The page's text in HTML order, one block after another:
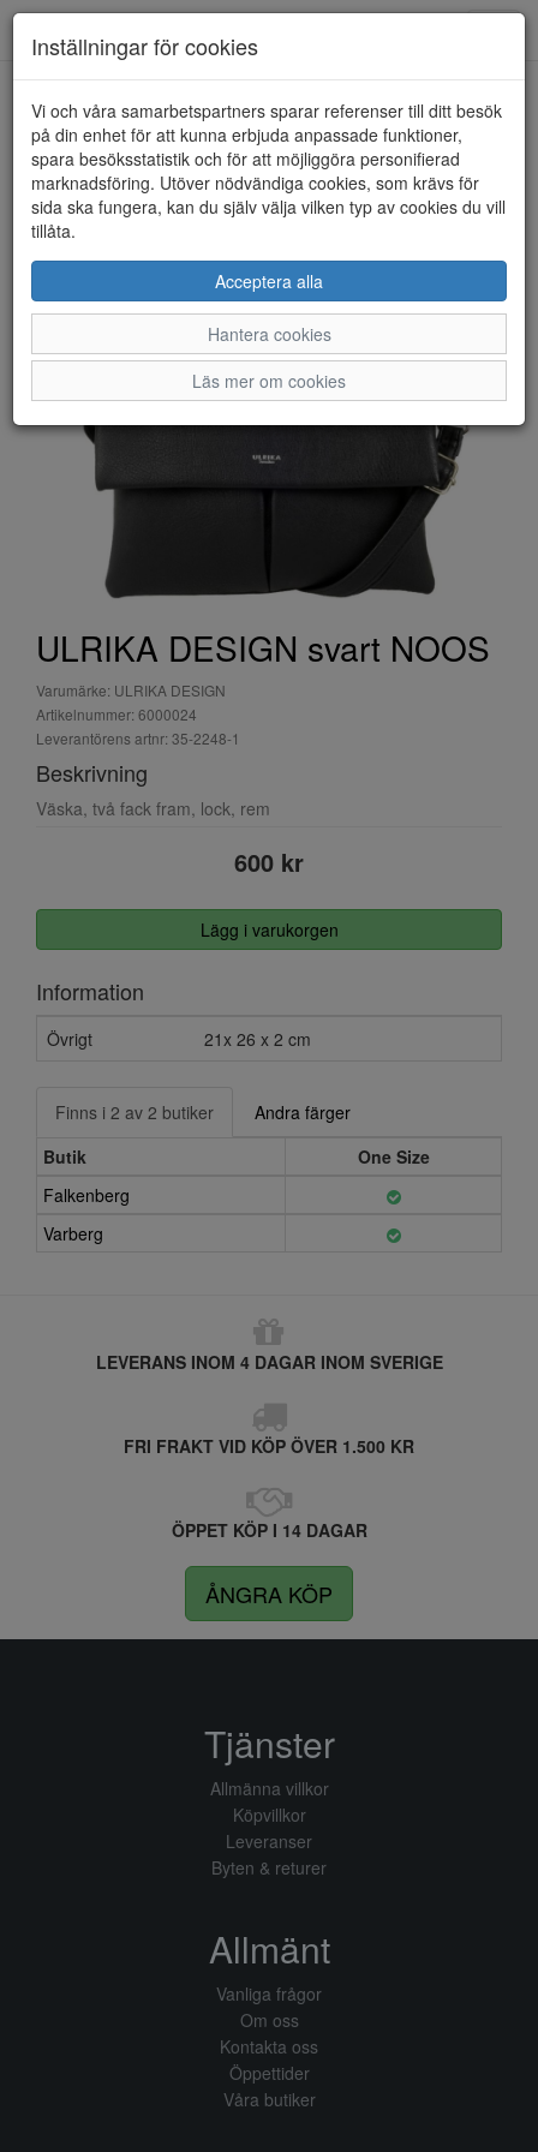
HEM ULRIKA DESIGN
ULRIKA DESIGN svart NOOS
Varumärke: ULRIKA DESIGN
Artikelnummer: 6000024
Leverantörens artnr: 35-2248-1
Beskrivning
Väska, två fack fram, lock, rem
600 kr
Lägg i varukorgen
Information
Övrigt 21x 26 x 2 cm
Finns i 2 av 2 butiker
Andra färger
Butik
One Size
Falkenberg
Varberg
LEVERANS INOM 4 DAGAR INOM SVERIGE
FRI FRAKT VID KÖP ÖVER 1.500 KR
ÖPPET KÖP I 14 DAGAR
ÅNGRA KÖP
Inställningar för cookies
Vi och våra samarbetspartners sparar referenser till ditt besök
på din enhet för att kunna erbjuda anpassade funktioner,
spara besöksstatistik och för att möjliggöra personifierad
marknadsföring. Utöver nödvändiga cookies, som krävs för
sida ska fungera, kan du själv välja vilken typ av cookies du vill
tillåta.
Acceptera alla
Hantera cookies
Läs mer om cookies
Tjänster
Allmänna villkor
Köpvillkor
Leveranser
Byten & returer
Allmänt
Vanliga frågor
Om oss
Kontakta oss
Öppettider
Våra butiker